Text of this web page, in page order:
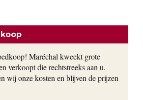
Maréchal kweekt grote
verkoopt die rechtstreeks aan u.
wij onze kosten en blijven de prijzen